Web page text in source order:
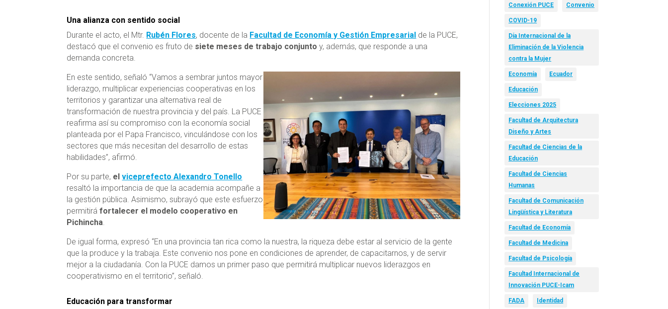
Una alianza con sentido social
Durante el acto, el Mtr. Rubén Flores, docente de la Facultad de Economía y Gestión Empresarial de la PUCE,
destacó que el convenio es fruto de siete meses de trabajo conjunto y, además, que responde a una
demanda concreta.
En este sentido, señaló “Vamos a sembrar juntos mayor
liderazgo, multiplicar experiencias cooperativas en los
territorios y garantizar una alternativa real de
transformación de nuestra provincia y del país. La PUCE
reafirma así su compromiso con la economía social
planteada por el Papa Francisco, vinculándose con los
sectores que más necesitan del desarrollo de estas
habilidades”, afirmó.
Por su parte, elviceprefecto Alexandro Tonello
resaltó la importancia de que la academia acompañe a
la gestión pública. Asimismo, subrayó que este esfuerzo
permitiráfortalecer el modelo cooperativo en
Pichincha.
De igual forma, expresó “En una provincia tan rica como la nuestra, la riqueza debe estar al servicio de la gente
que la produce y la trabaja. Este convenio nos pone en condiciones de aprender, de capacitarnos, y de servir
mejor a la ciudadanía. Con la PUCE damos un primer paso que permitirá multiplicar nuevos liderazgos en
cooperativismo en el territorio”, señaló.
Educación para transformar
Conexión PUCE Convenio
COVID-19
Día Internacional de la
Eliminación de la Violencia
contra la Mujer
Economía Ecuador
Educación
Elecciones 2025
Facultad de Arquitectura
Diseño y Artes
Facultad de Ciencias de la
Educación
Facultad de Ciencias
Humanas
Facultad de Comunicación
Lingüística y Literatura
Facultad de Economía
Facultad de Medicina
Facultad de Psicología
Facultad Internacional de
Innovación PUCE-Icam
FADA Identidad